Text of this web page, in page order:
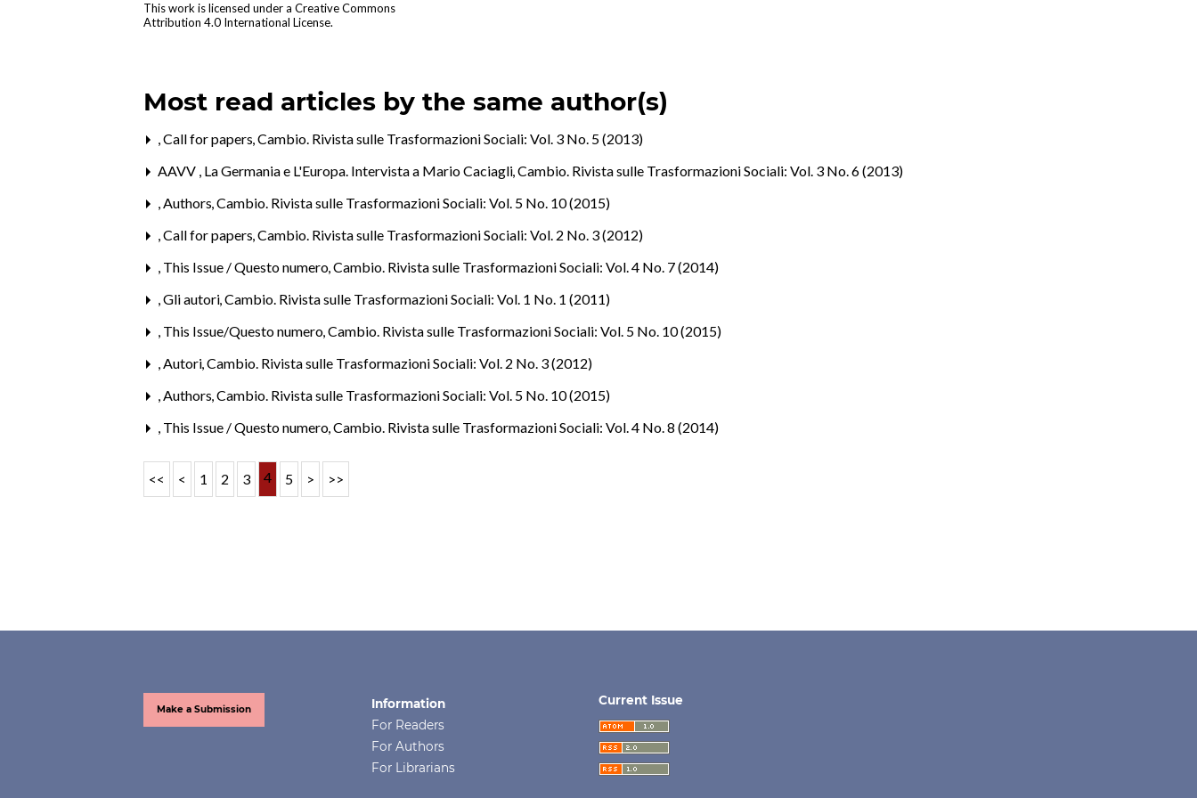
This work is licensed under aCreative Commons
Attribution 4.0 International License.
Most read articles by the same author(s)
,Call for papers,Cambio. Rivista sulle Trasformazioni Sociali: Vol. 3 No. 5 (2013)
AAVV , La Germania e L'Europa. Intervista a Mario Caciagli,Cambio. Rivista sulle Trasformazioni Sociali: Vol. 3 No. 6 (2013)
,Authors,Cambio. Rivista sulle Trasformazioni Sociali: Vol. 5 No. 10 (2015)
,Call for papers,Cambio. Rivista sulle Trasformazioni Sociali: Vol. 2 No. 3 (2012)
, This Issue / Questo numero,Cambio. Rivista sulle Trasformazioni Sociali: Vol. 4 No. 7 (2014)
,Gli autori,Cambio. Rivista sulle Trasformazioni Sociali: Vol. 1 No. 1 (2011)
, This Issue/Questo numero,Cambio. Rivista sulle Trasformazioni Sociali: Vol. 5 No. 10 (2015)
,Autori,Cambio. Rivista sulle Trasformazioni Sociali: Vol. 2 No. 3 (2012)
,Authors,Cambio. Rivista sulle Trasformazioni Sociali: Vol. 5 No. 10 (2015)
, This Issue / Questo numero,Cambio. Rivista sulle Trasformazioni Sociali: Vol. 4 No. 8 (2014)
<< < 1 2 3 4 5 > >>
Make a Submission
Information
For Readers
For Authors
For Librarians
Current Issue